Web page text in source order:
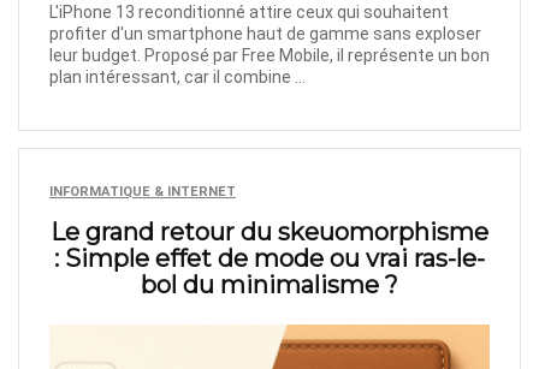
L'iPhone 13 reconditionné attire ceux qui souhaitent
profiter d'un smartphone haut de gamme sans exploser
leur budget. Proposé par Free Mobile, il représente un bon
plan intéressant, car il combine ...
INFORMATIQUE & INTERNET
Le grand retour du skeuomorphisme
: Simple effet de mode ou vrai ras-le-
bol du minimalisme ?